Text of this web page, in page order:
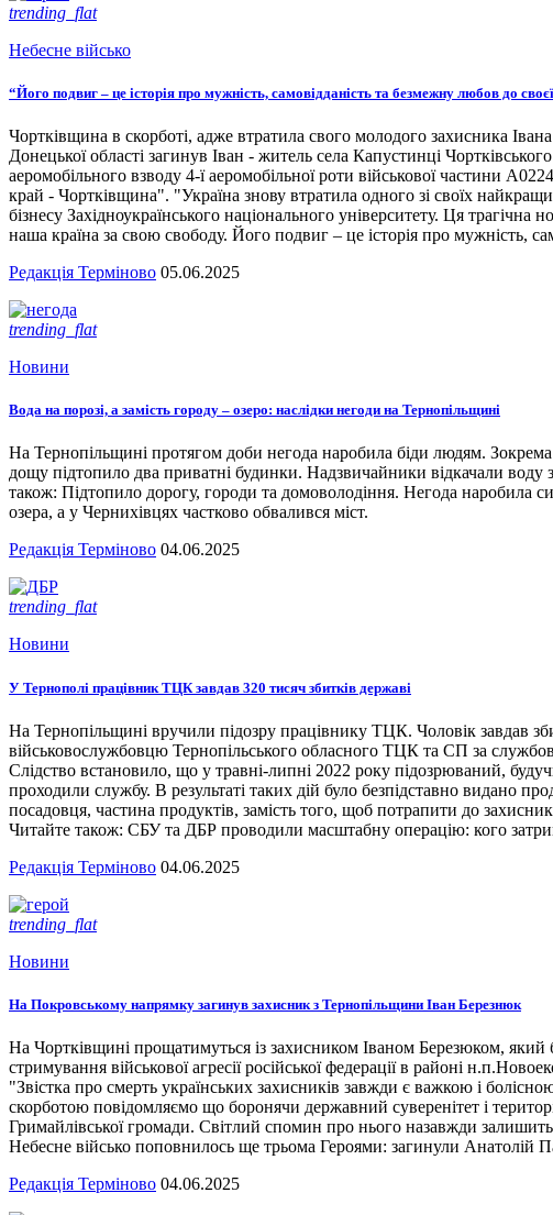
trending_flat
Небесне військо
“Його подвиг – це історія про мужність, самовідданість та безмежну любов до
Чортківщина в скорботі, адже втратила свого молодого захисника
Донецької області загинув Іван - житель села Капустинці
аеромобільного взводу 4-ї аеромобільної роти військової частини
край - Чортківщина". "Україна знову втратила одного зі своїх
бізнесу Західноукраїнського національного університету. Ця
наша країна за свою свободу. Його подвиг – це історія про мужність,
Редакція Терміново 05.06.2025
trending_flat
Новини
Вода на порозі, а замість городу – озеро: наслідки негоди на Тернопільщині
На Тернопільщині протягом доби негода наробила біди людям.
дощу підтопило два приватні будинки. Надзвичайники відкачали
також: Підтопило дорогу, городи та домоволодіння. Негода наробила
озера, а у Чернихівцях частково обвалився міст.
Редакція Терміново 04.06.2025
trending_flat
Новини
У Тернополі працівник ТЦК завдав 320 тисяч збитків державі
На Тернопільщині вручили підозру працівнику ТЦК. Чоловік завдав
військовослужбовцю Тернопільського обласного ТЦК та СП за
Слідство встановило, що у травні-липні 2022 року підозрюваний,
проходили службу. В результаті таких дій було безпідставно видано
посадовця, частина продуктів, замість того, щоб потрапити до
Читайте також: СБУ та ДБР проводили масштабну операцію: кого
Редакція Терміново 04.06.2025
trending_flat
Новини
На Покровському напрямку загинув захисник з Тернопільщини Іван Березнюк
На Чортківщині прощатимуться із захисником Іваном Березюком, який
стримування військової агресії російської федерації в районі
"Звістка про смерть українських захисників завжди є важкою і
скорботою повідомляємо що боронячи державний суверенітет і
Гримайлівської громади. Світлий спомин про нього назавжди
Небесне військо поповнилось ще трьома Героями: загинули
Редакція Терміново 04.06.2025